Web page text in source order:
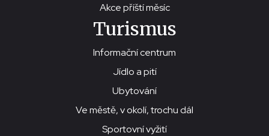
Akce příští měsíc
Turismus
Informační centrum
Jídlo a pití
Ubytování
Ve městě, v okolí, trochu dál
Sportovní vyžití